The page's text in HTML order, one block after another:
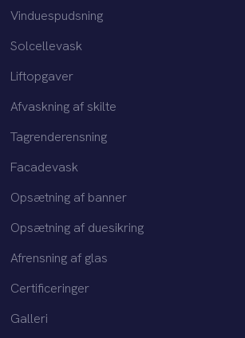
Vinduespudsning
Solcellevask
Liftopgaver
Afvaskning af skilte
Tagrenderensning
Facadevask
Opsætning af banner
Opsætning af duesikring
Afrensning af glas​
Certificeringer
Galleri